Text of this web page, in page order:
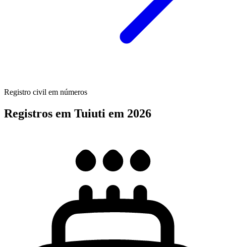
Registro civil em números
Registros em Tuiuti em 2026